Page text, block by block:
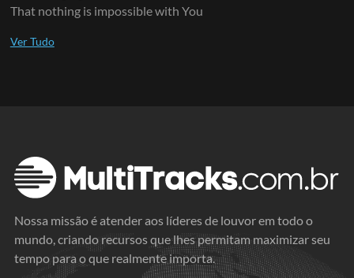
That nothing is impossible with You
Nossa missão é atender aos líderes de louvor em todo o
mundo, criando recursos que lhes permitam maximizar seu
tempo para o que realmente importa.